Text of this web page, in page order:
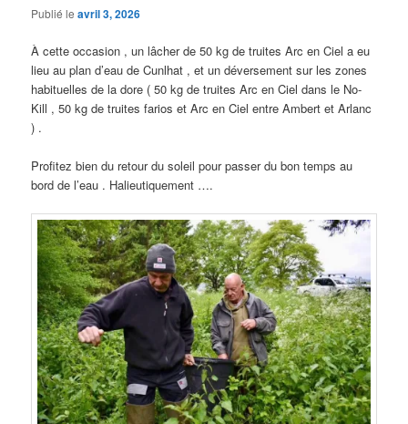
Publié leavril 3, 2026
À cette occasion , un lâcher de 50 kg de truites Arc en Ciel a eu
lieu au plan d’eau de Cunlhat , et un déversement sur les zones
habituelles de la dore ( 50 kg de truites Arc en Ciel dans le No-
Kill , 50 kg de truites farios et Arc en Ciel entre Ambert et Arlanc
) .
Profitez bien du retour du soleil pour passer du bon temps au
bord de l’eau . Halieutiquement ….